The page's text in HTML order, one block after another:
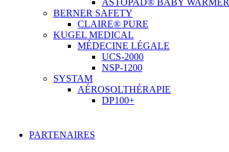
ASTOPAD® BABY WARMER
BERNER SAFETY
CLAIRE® PURE
KUGEL MEDICAL
MÉDECINE LÉGALE
UCS-2000
NSP-1200
SYSTAM
AÉROSOLTHÉRAPIE
DP100+
PARTENAIRES